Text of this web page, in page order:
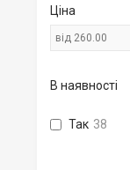
Ціна
В наявності
Так 38